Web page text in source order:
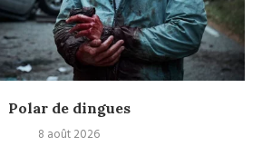
Polar de dingues
8 août 2026